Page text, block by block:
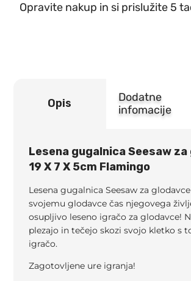
Opravite nakup in si prislužite 5
Opis
Dodatne
infomacije
Lesena gugalnica Seesaw
19 X 7 X 5cm Flamingo
Lesena gugalnica Seesaw za
svojemu glodavce čas njegovega
osupljivo leseno igračo za glodavce!
plezajo in tečejo skozi svojo kletko s
igračo.
Zagotovljene ure igranja!